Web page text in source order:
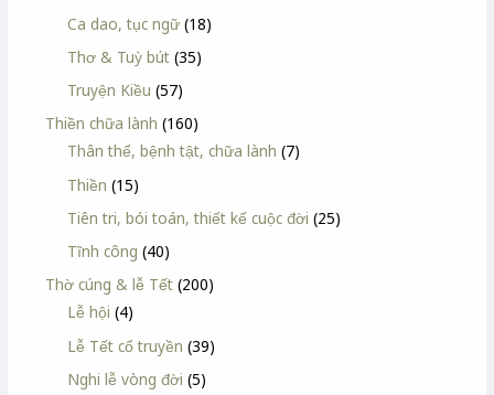
Ca dao, tục ngữ (18)
Thơ & Tuỳ bút (35)
Truyện Kiều (57)
Thiền chữa lành (160)
Thân thể, bệnh tật, chữa lành (7)
Thiền (15)
Tiên tri, bói toán, thiết kế cuộc đời (25)
Tĩnh công (40)
Thờ cúng & lễ Tết (200)
Lễ hội (4)
Lễ Tết cổ truyền (39)
Nghi lễ vòng đời (5)